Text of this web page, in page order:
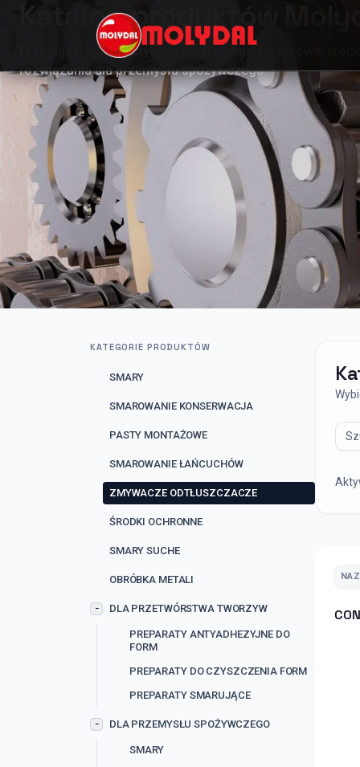
Katalog produktów
Przeglądaj specjalistyczne smary, oleje serwisowe,
rozwiązania dla przemysłu spożywczego.
KATEGORIE PRODUKTÓW
SMARY
SMAROWANIE KONSERWACJA
PASTY MONTAŻOWE
SMAROWANIE ŁAŃCUCHÓW
ZMYWACZE ODTŁUSZCZACZE
ŚRODKI OCHRONNE
SMARY SUCHE
OBRÓBKA METALI
− DLA PRZETWÓRSTWA TWORZYW
PREPARATY ANTYADHEZYJNE DO
FORM
PREPARATY DO CZYSZCZENIA FORM
PREPARATY SMARUJĄCE
− DLA PRZEMYSŁU SPOŻYWCZEGO
SMARY